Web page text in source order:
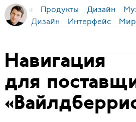
Бирман Продукты Дизайн
Дизайн Интерфейс Мир
Навигация
для